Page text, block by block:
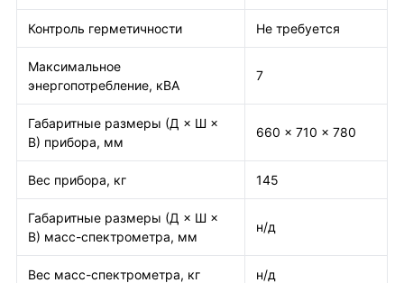
Контроль герметичности Не требуется
Максимальное
энергопотребление, кВА
7
Габаритные размеры (Д × Ш ×
В) прибора, мм
660 × 710 × 780
Вес прибора, кг 145
Габаритные размеры (Д × Ш ×
В) масс-спектрометра, мм
н/д
Вес масс-спектрометра, кг н/д